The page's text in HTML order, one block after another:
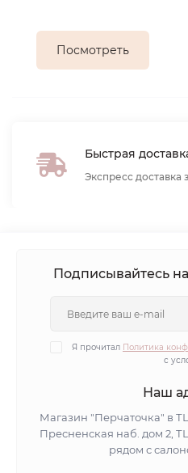
Посмотреть
Быстрая
Экспресс доставка
Подписывайтесь
Я прочитал Политика
с
Наш
Магазин "Перчаточка" в
Пресненская наб. дом 2,
рядом с